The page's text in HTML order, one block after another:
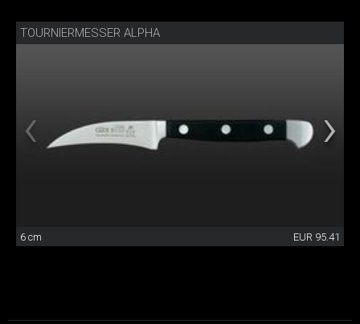
TOURNIERMESSER ALPHA
6 cm EUR 95.41